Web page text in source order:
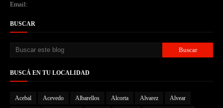
Email:
BUSCAR
BUSCÁ EN TU LOCALIDAD
Acebal Acevedo Albarellos Alcorta Alvarez Alvear